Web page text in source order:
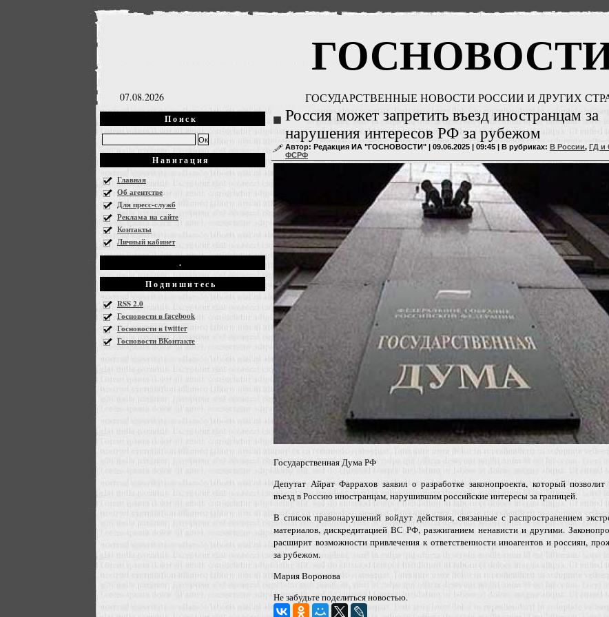
07.08.2026 ГОСУДАРСТВЕННЫЕ НОВОСТИ РОССИИ И ДРУГИХ
Поиск
Навигация
Главная
Об агентстве
Для пресс-служб
Реклама на сайте
Контакты
Личный кабинет
.
Подпишитесь
RSS 2.0
Госновости в facebook
Госновости в twitter
Госновости ВКонтакте
Россия может запретить въезд иностранцам за
нарушения интересов РФ за рубежом
Автор: Редакция ИА "ГОСНОВОСТИ" | 09.06.2025 | 09:45 | В рубриках: В России, ГД и
ФСРФ
Государственная Дума РФ
Депутат Айрат Фаррахов заявил о разработке законопроекта, который позволит
въезд в Россию иностранцам, нарушившим российские интересы за границей.
В список правонарушений войдут действия, связанные с распространением
материалов, дискредитацией ВС РФ, разжиганием ненависти и другими.
расширит возможности привлечения к ответственности иноагентов и россиян,
за рубежом.
Мария Воронова
Не забудьте поделиться новостью.